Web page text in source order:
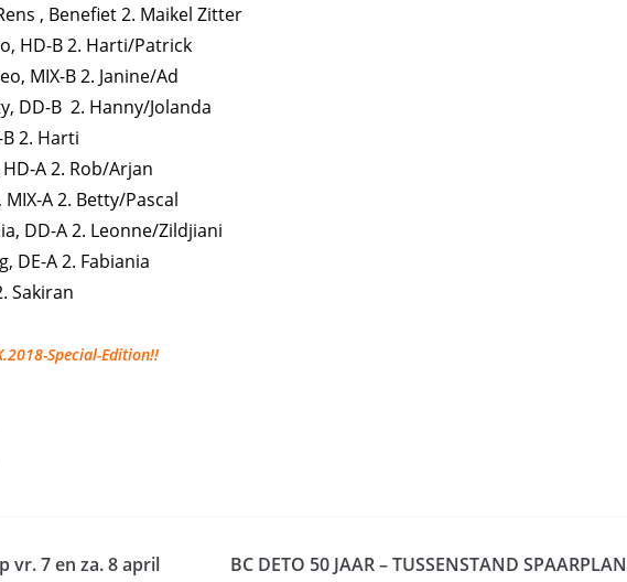
, Benefiet 2. Maikel Zitter
HD-B 2. Harti/Patrick
MIX-B 2. Janine/Ad
DD-B 2. Hanny/Jolanda
2. Harti
A 2. Rob/Arjan
MIX-A 2. Betty/Pascal
DD-A 2. Leonne/Zildjiani
DE-A 2. Fabiania
Sakiran
Special-Edition!!
vr. 7 en za. 8 april
BC DETO 50 JAAR – TUSSENSTAND SPAARPLAN